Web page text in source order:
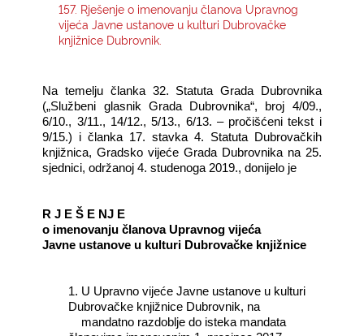
KONTAKTI
157. Rješenje o imenovanju članova Upravnog
vijeća Javne ustanove u kulturi Dubrovačke
knjižnice Dubrovnik.
Na temelju članka 32. Statuta Grada Dubrovnika
(„Službeni glasnik Grada Dubrovnika“, broj 4/09.,
6/10., 3/11., 14/12., 5/13., 6/13. – pročišćeni tekst i
9/15.) i članka 17. stavka 4. Statuta Dubrovačkih
knjižnica, Gradsko vijeće Grada Dubrovnika na 25.
sjednici, održanoj 4. studenoga 2019., donijelo je
R J E Š E NJ E
o imenovanju članova Upravnog vijeća
Javne ustanove u kulturi Dubrovačke knjižnice
1. U Upravno vijeće Javne ustanove u kulturi
Dubrovačke knjižnice Dubrovnik, na
mandatno razdoblje do isteka mandata